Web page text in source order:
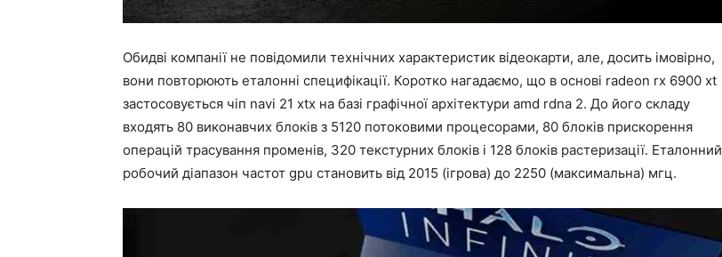
Обидві компанії не повідомили технічних характеристик відеокарти, але, досить імовірно,
вони повторюють еталонні специфікації. Коротко нагадаємо, що в основі radeon rx 6900 xt
застосовується чіп navi 21 xtx на базі графічної архітектури amd rdna 2. До його складу
входять 80 виконавчих блоків з 5120 потоковими процесорами, 80 блоків прискорення
операцій трасування променів, 320 текстурних блоків і 128 блоків растеризації. Еталонний
робочий діапазон частот gpu становить від 2015 (ігрова) до 2250 (максимальна) мгц.